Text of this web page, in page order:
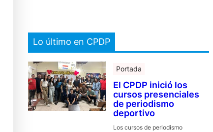
Lo último en CPDP
Portada
El CPDP inició los
cursos presenciales
de periodismo
deportivo
Los cursos de periodismo